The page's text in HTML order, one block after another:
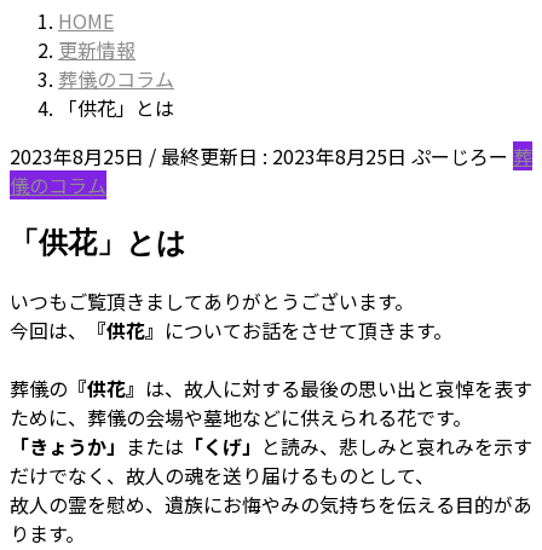
HOME
更新情報
葬儀のコラム
「供花」とは
2023年8月25日 / 最終更新日 : 2023年8月25日 ぷーじろー 葬
儀のコラム
「供花」とは
いつもご覧頂きましてありがとうございます。
今回は、
『供花』 についてお話をさせて頂きます。
葬儀の 『供花』 は、故人に対する最後の思い出と哀悼を表す
ために、葬儀の会場や墓地などに供えられる花です。
「きょうか」 または 「くげ」 と読み、悲しみと哀れみを示す
だけでなく、故人の魂を送り届けるものとして、
故人の霊を慰め、遺族にお悔やみの気持ちを伝える目的があ
ります。